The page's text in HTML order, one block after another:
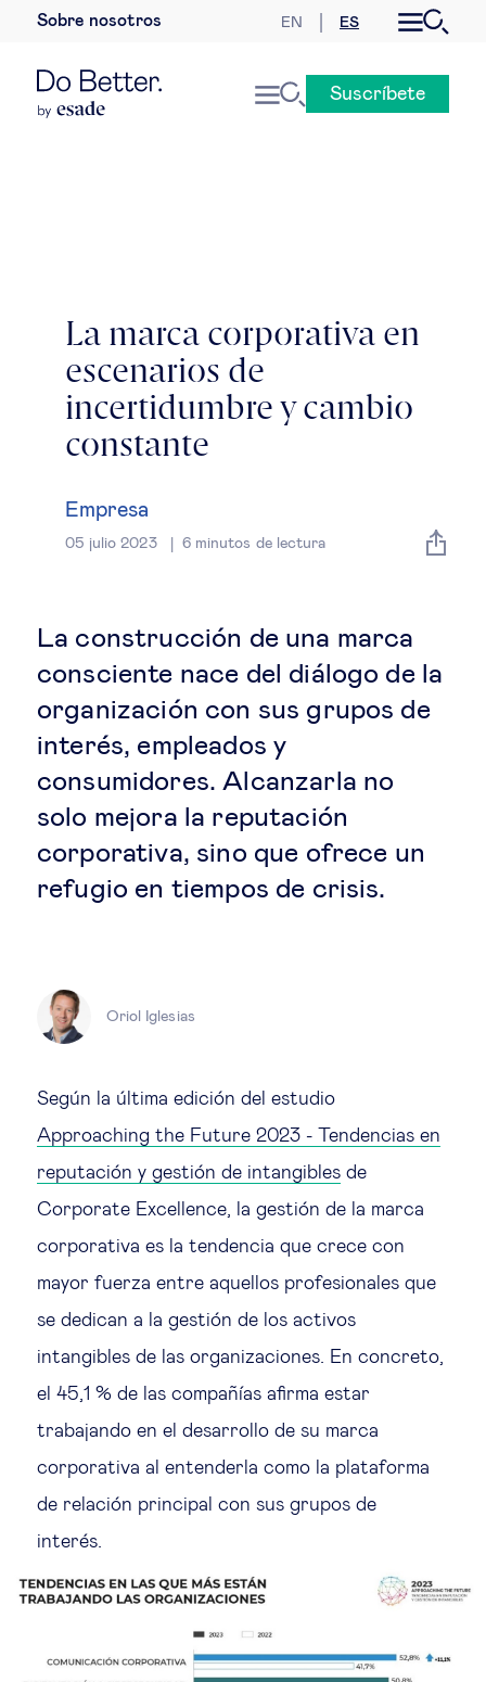
Sobre nosotros EN ES
Economía internacional
Empresa
Derecho empresarial
Gestión del talento
Mujeres & negocios
Innovación y tecnología
Cambio tecnológico &
transformación digital
Tecnología jurídica
Social
Cohesión social & integración
Gestión pública
Tecnología & personas
Ética empresarial
Sobre nosotros
Suscríbete
La marca corporativa en
escenarios de
incertidumbre y cambio
constante
Empresa
05 julio 2023 6minutos de lectura
La construcción de una marca
consciente nace del diálogo de la
organización con sus grupos de
interés, empleados y
consumidores. Alcanzarla no
solo mejora la reputación
corporativa, sino que ofrece un
refugio en tiempos de crisis.
Oriol Iglesias
Según la última edición del estudio
Approaching the Future 2023 - Tendencias en
reputación y gestión de intangibles de
Corporate Excellence, la gestión de la marca
corporativa es la tendencia que crece con
mayor fuerza entre aquellos profesionales que
se dedican a la gestión de los activos
intangibles de las organizaciones. En concreto,
el 45,1 % de las compañías afirma estar
trabajando en el desarrollo de su marca
corporativa al entenderla como la plataforma
de relación principal con sus grupos de
interés.